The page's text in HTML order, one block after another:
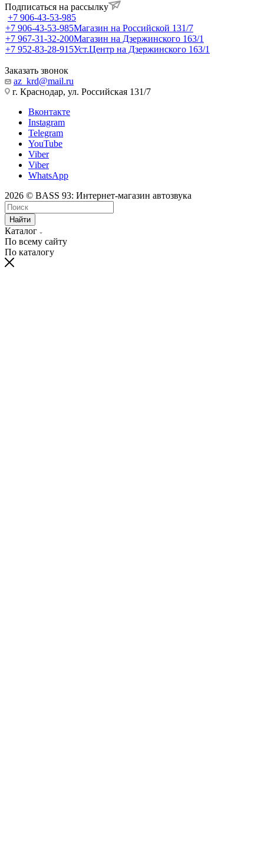
Подписаться на рассылку
+7 906-43-53-985
+7 906-43-53-985Магазин на Российской 131/7
+7 967-31-32-200Магазин на Дзержинского 163/1
+7 952-83-28-915Уст.Центр на Дзержинского 163/1
Заказать звонок
az_krd@mail.ru
г. Краснодар, ул. Российская 131/7
Вконтакте
Instagram
Telegram
YouTube
Viber
Viber
WhatsApp
2026 © BASS 93: Интернет-магазин автозвука
Найти
Каталог
По всему сайту
По каталогу